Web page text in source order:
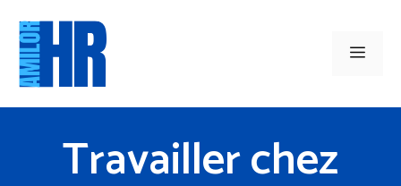
contenu
Menu
Travailler chez